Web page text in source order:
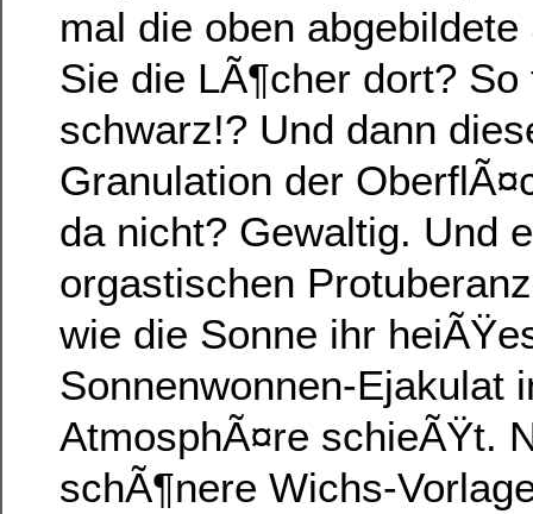
mal die oben
Sie die LÃ¶cher dort? So
schwarz!? Und dann
Granulation der
da nicht? Gewaltig. Und
orgastischen
wie die Sonne ihr
Sonnenwonnen-Ejakulat
AtmosphÃ¤re schieÃŸt.
schÃ¶nere Wichs-